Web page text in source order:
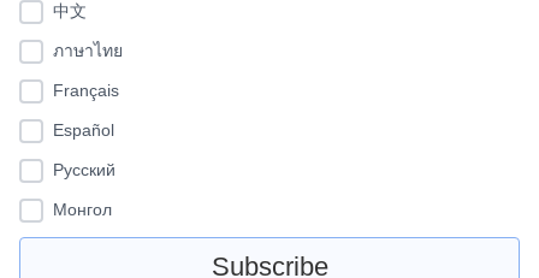
中文
ภาษาไทย
Français
Español
Pусский
Монгол